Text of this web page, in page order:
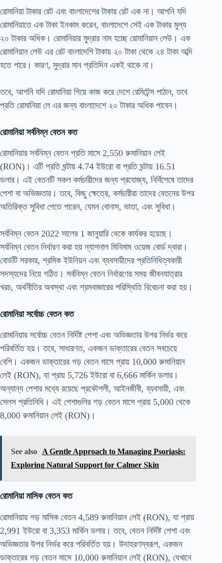
রোমানিয়া টাকার রেট এবং বাংলাদেশের টাকার রেট এক না। আপনি যদি
রোমানিয়াতে এক টাকা ইনকাম করেন, বাংলাদেশে সেই এক টাকার মুল্য
২০ টাকার অধিক। রোমানিয়ার মুদ্রার নাম হচ্ছে রোমানিয়ান লেউ। এক
রোমানিয়ান লেউ এর রেট বাংলাদেশি টাকায় ২০ টাকা থেকে ২৪ টাকা অব্দি
হতে পারে। কারণ, মুদ্রার মান প্রতিদিন একই থাকে না।
তবে, আপনি যদি রোমানিয়া গিয়ে কাজ করে দেশে রেমিটেন্স পাঠান, তবে
প্রতি রোমানিয়া লে এর জন্য বাংলাদেশে ২০ টাকার অধিক পাবেন।
রোমানিয়া সর্বনিম্ন বেতন কত
রোমানিয়ার সর্বনিম্ন বেতন প্রতি মাসে 2,550 রুমানিয়ান লেই
(RON)। এটি প্রতি ঘন্টায় 4.74 ইউরো বা প্রতি ঘন্টায় 16.51
ডলার। এই বেতনটি সকল কর্মচারীদের জন্য প্রযোজ্য, নির্বিশেষে তাদের
পেশা বা অভিজ্ঞতার। তবে, কিছু ক্ষেত্রে, কর্মচারীরা তাদের বেতনের উপর
অতিরিক্ত সুবিধা পেতে পারেন, যেমন বোনাস, ভাতা, এবং সুবিধা।
সর্বনিম্ন বেতন 2022 সালের 1 জানুয়ারি থেকে কার্যকর হয়েছে।
সর্বনিম্ন বেতন নির্ধারণ করা হয় ন্যাশনাল মিনিমাম ওয়েজ বোর্ড দ্বারা।
বোর্ডটি সরকার, শ্রমিক ইউনিয়ন এবং ব্যবসায়ীদের প্রতিনিধিত্বকারী
সদস্যদের নিয়ে গঠিত। সর্বনিম্ন বেতন নির্ধারণের সময় জীবনযাত্রার
খরচ, অর্থনীতির অবস্থা এবং শ্রমবাজারের পরিস্থিতি বিবেচনা করা হয়।
রোমানিয়া সর্বোচ্চ বেতন কত
রোমানিয়ার সর্বোচ্চ বেতন নির্দিষ্ট পেশা এবং অভিজ্ঞতার উপর নির্ভর করে
পরিবর্তিত হয়। তবে, সাধারণত, একজন ডাক্তারের বেতন সবচেয়ে
বেশি। একজন ডাক্তারের গড় বেতন মাসে প্রায় 10,000 রুমানিয়ান
লেই (RON), যা প্রায় 5,726 ইউরো বা 6,666 মার্কিন ডলার।
অন্যান্য পেশার মধ্যে রয়েছে প্রকৌশলী, আইনজীবী, ব্যবসায়ী, এবং
সেলস প্রতিনিধি। এই পেশাগুলির গড় বেতন মাসে প্রায় 5,000 থেকে
8,000 রুমানিয়ান লেই (RON)।
See also
A Gentle Approach to Managing Psoriasis:
Exploring Natural Support for Calmer Skin
রোমানিয়া মাসিক বেতন কত
রোমানিয়ায় গড় মাসিক বেতন 4,589 রুমানিয়ান লেই (RON), যা প্রায়
2,991 ইউরো বা 3,353 মার্কিন ডলার। তবে, বেতন নির্দিষ্ট পেশা এবং
অভিজ্ঞতার উপর নির্ভর করে পরিবর্তিত হয়। উদাহরণস্বরূপ, একজন
ডাক্তারের গড় বেতন মাসে 10,000 রুমানিয়ান লেই (RON), যেখানে